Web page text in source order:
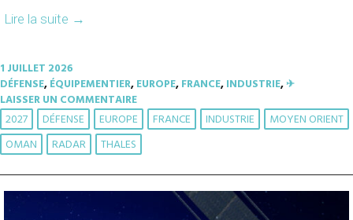
Lire la suite →
1 JUILLET 2026
DÉFENSE,ÉQUIPEMENTIER,EUROPE,FRANCE,INDUSTRIE,✈︎
LAISSER UN COMMENTAIRE
2027 DÉFENSE EUROPE FRANCE INDUSTRIE
MOYEN ORIENT
OMAN
RADAR THALES